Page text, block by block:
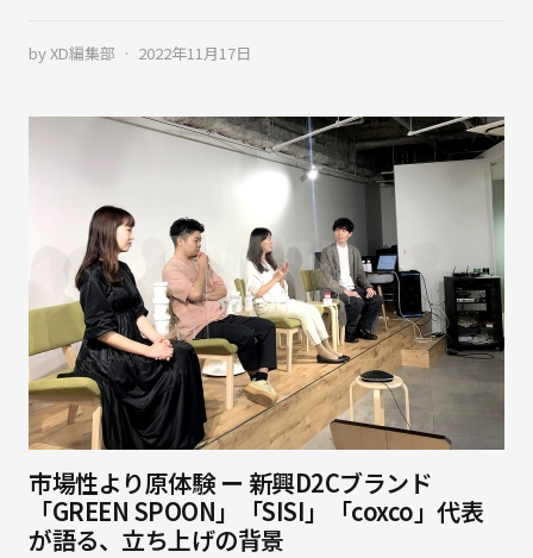
byXD編集部 2022年11月17日
市場性より原体験 ー 新興D2Cブランド
「GREEN SPOON」「SISI」「coxco」代表
が語る、立ち上げの背景